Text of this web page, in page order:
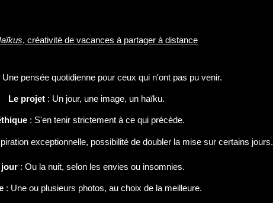
, créativité de vacances à partager à distance
Une pensée quotidienne pour ceux qui n'ont pas pu venir.
Le projet : Un jour, une image, un haïku.
: S'en tenir strictement à ce qui précède.
exceptionnelle, possibilité de doubler la mise sur certains jours.
jour: Ou la nuit, selon les envies ou insomnies.
: Une ou plusieurs photos, au choix de la meilleure.